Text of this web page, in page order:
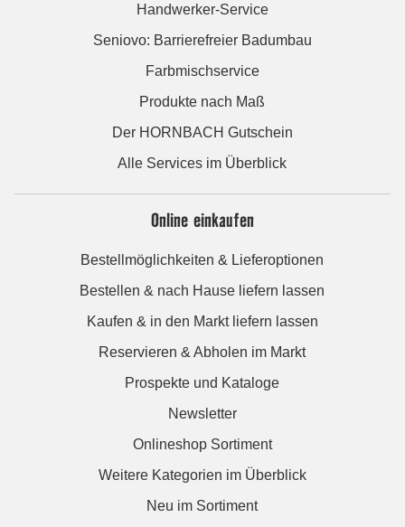
Handwerker-Service
Seniovo: Barrierefreier Badumbau
Farbmischservice
Produkte nach Maß
Der HORNBACH Gutschein
Alle Services im Überblick
Online einkaufen
Bestellmöglichkeiten & Lieferoptionen
Bestellen & nach Hause liefern lassen
Kaufen & in den Markt liefern lassen
Reservieren & Abholen im Markt
Prospekte und Kataloge
Newsletter
Onlineshop Sortiment
Weitere Kategorien im Überblick
Neu im Sortiment